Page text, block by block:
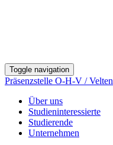
Toggle navigation
Präsenzstelle O-H-V / Velten
Über uns
Studieninteressierte
Studierende
Unternehmen